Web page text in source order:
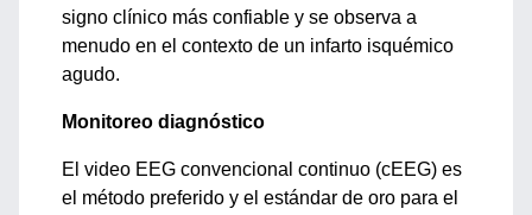
signo clínico más confiable y se observa a
menudo en el contexto de un infarto isquémico
agudo.
Monitoreo diagnóstico
El video EEG convencional continuo (cEEG) es
el método preferido y el estándar de oro para el